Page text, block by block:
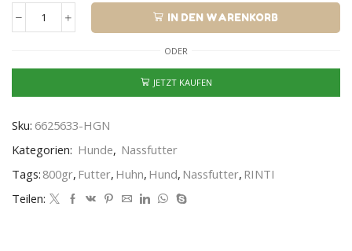
IN DEN WARENKORB
ODER
JETZT KAUFEN
Sku: 6625633-HGN
Kategorien: Hunde, Nassfutter
Tags: 800gr, Futter, Huhn, Hund, Nassfutter, RINTI
Teilen: